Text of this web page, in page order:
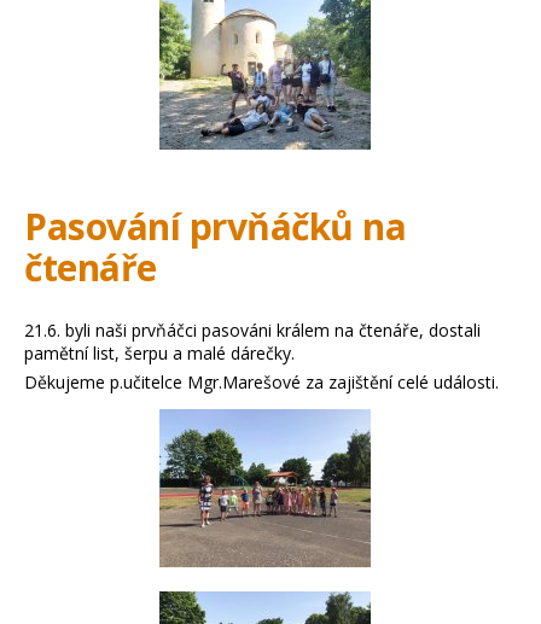
Pasování prvňáčků na
čtenáře
21.6. byli naši prvňáčci pasováni králem na čtenáře, dostali
pamětní list, šerpu a malé dárečky.
Děkujeme p.učitelce Mgr.Marešové za zajištění celé události.